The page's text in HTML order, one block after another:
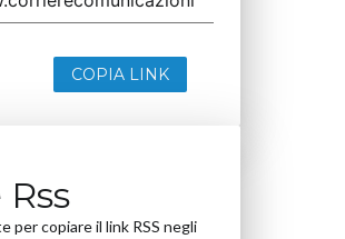
COPIA LINK
per copiare il link RSS negli